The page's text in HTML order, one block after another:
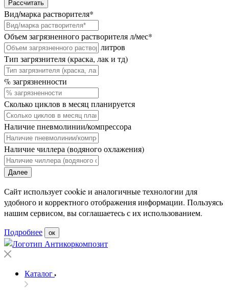
Рассчитать
Вид/марка растворителя*
Объем загрязненного растворителя л/мес*
литров
Тип загрязнителя (краска, лак и тд)
% загрязненности
Сколько циклов в месяц планируется
Наличие пневмолинии/компрессора
Наличие чиллера (водяного охлажения)
Далее
Сайт использует cookie и аналогичные технологии для
удобного и корректного отображения информации. Пользуясь
нашим сервисом, вы соглашаетесь с их использованием.
Подробнее
ок
Каталог